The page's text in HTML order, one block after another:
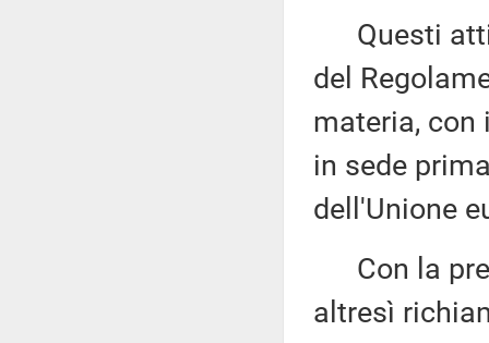
Questi atti
del
materia, con
in sede
dell'Unione
Con la
altresì